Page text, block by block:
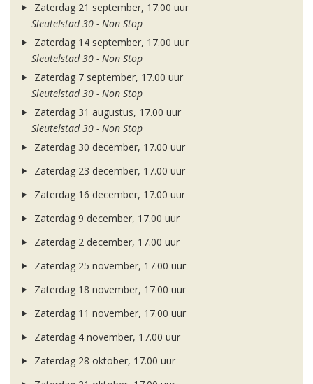
Zaterdag 21 september, 17.00 uur
Sleutelstad 30 - Non Stop
Zaterdag 14 september, 17.00 uur
Sleutelstad 30 - Non Stop
Zaterdag 7 september, 17.00 uur
Sleutelstad 30 - Non Stop
Zaterdag 31 augustus, 17.00 uur
Sleutelstad 30 - Non Stop
Zaterdag 30 december, 17.00 uur
Zaterdag 23 december, 17.00 uur
Zaterdag 16 december, 17.00 uur
Zaterdag 9 december, 17.00 uur
Zaterdag 2 december, 17.00 uur
Zaterdag 25 november, 17.00 uur
Zaterdag 18 november, 17.00 uur
Zaterdag 11 november, 17.00 uur
Zaterdag 4 november, 17.00 uur
Zaterdag 28 oktober, 17.00 uur